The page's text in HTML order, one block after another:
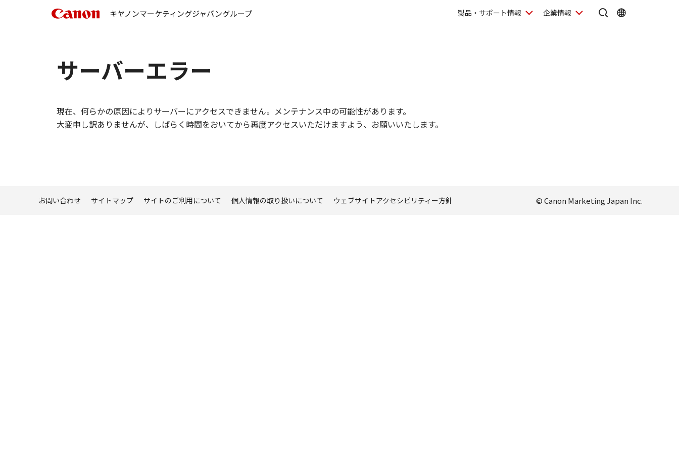
キヤノンマーケティングジャパングループ 製品・サポート情報 企業情報
サーバーエラー
現在、何らかの原因によりサーバーにアクセスできません。メンテナンス中の可能性があります。
大変申し訳ありませんが、しばらく時間をおいてから再度アクセスいただけますよう、お願いいたします。
お問い合わせ サイトマップ サイトのご利用について 個人情報の取り扱いについて ウェブサイトアクセシビリティー方針 © Canon Marketing Japan Inc.